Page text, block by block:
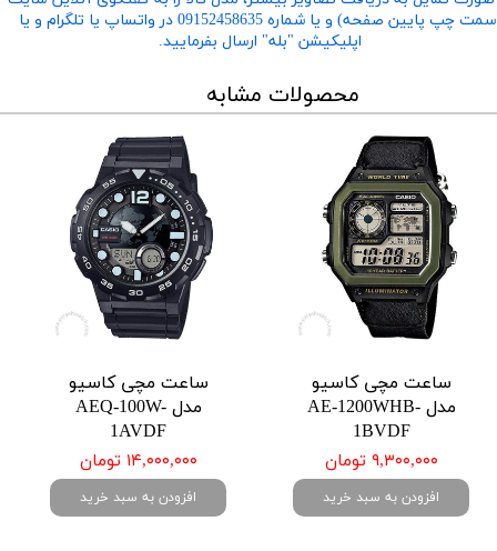
​​​​​​​(سمت چپ پایین صفحه) و یا شماره 09152458635 در واتساپ یا تلگرام و یا
اپلیکیشن "بله" ارسال بفرمایید.
محصولات مشابه
ساعت مچی کاسیو
مدل AE-1200WHB-
1BVDF
۹,۳۰۰,۰۰۰ تومان
افزودن به سبد خرید
ساعت مچی کاسیو
مدل AEQ-100W-
1AVDF
۱۴,۰۰۰,۰۰۰ تومان
افزودن به سبد خرید